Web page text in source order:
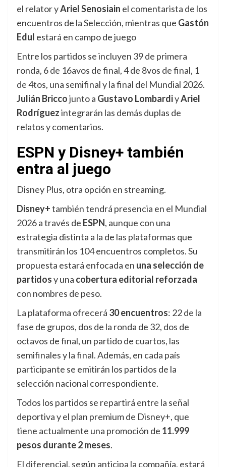
el relator yAriel Senosiain el comentarista de los
encuentros de la Selección, mientras que Gastón
Edul estará en campo de juego
Entre los partidos se incluyen 39 de primera
ronda, 6 de 16avos de final, 4 de 8vos de final, 1
de 4tos, una semifinal y la final del Mundial 2026.
Julián Briccojunto a Gustavo LombardiyAriel
Rodríguezintegrarán las demás duplas de
relatos y comentarios.
ESPN y Disney+ también
entra al juego
Disney Plus, otra opción en streaming.
Disney+también tendrá presencia en el Mundial
2026 a través de ESPN, aunque con una
estrategia distinta a la de las plataformas que
transmitirán los 104 encuentros completos. Su
propuesta estará enfocada en una selección de
partidosy una cobertura editorial reforzada
con nombres de peso.
La plataforma ofrecerá 30 encuentros: 22 de la
fase de grupos, dos de la ronda de 32, dos de
octavos de final, un partido de cuartos, las
semifinales y la final. Además, en cada país
participante se emitirán los partidos de la
selección nacional correspondiente.
Todos los partidos se repartirá entre la señal
deportiva y el plan premium de Disney+, que
tiene actualmente una promoción de 11.999
pesos durante 2 meses.
El diferencial, según anticipa la compañía, estará